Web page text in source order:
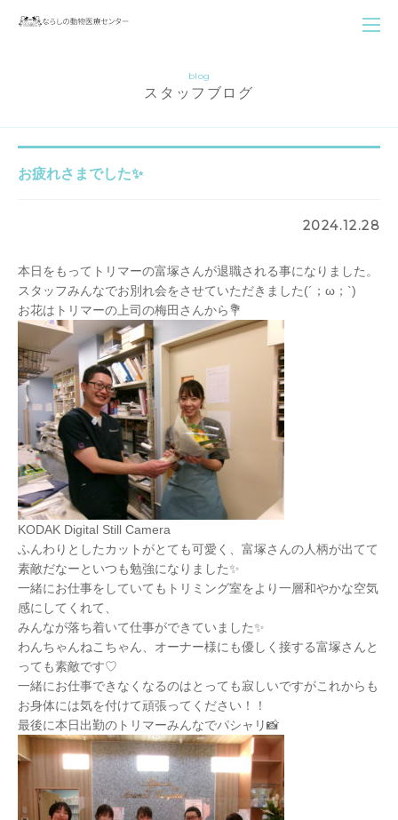
blog
スタッフブログ
お疲れさまでした✨
2024.12.28
本日をもってトリマーの富塚さんが退職される事になりました。
スタッフみんなでお別れ会をさせていただきました(´；ω；`)
お花はトリマーの上司の梅田さんから💐
KODAK Digital Still Camera
ふんわりとしたカットがとても可愛く、富塚さんの人柄が出てて
素敵だなーといつも勉強になりました✨
一緒にお仕事をしていてもトリミング室をより一層和やかな空気
感にしてくれて、
みんなが落ち着いて仕事ができていました✨
わんちゃんねこちゃん、オーナー様にも優しく接する富塚さんと
っても素敵です♡
一緒にお仕事できなくなるのはとっても寂しいですがこれからも
お身体には気を付けて頑張ってください！！
最後に本日出勤のトリマーみんなでパシャリ📸